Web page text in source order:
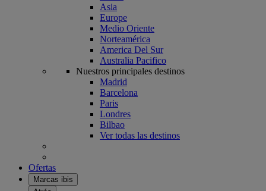
Asia
Europe
Medio Oriente
Norteamérica
America Del Sur
Australia Pacifico
Nuestros principales destinos
Madrid
Barcelona
Paris
Londres
Bilbao
Ver todas las destinos
Ofertas
Marcas ibis